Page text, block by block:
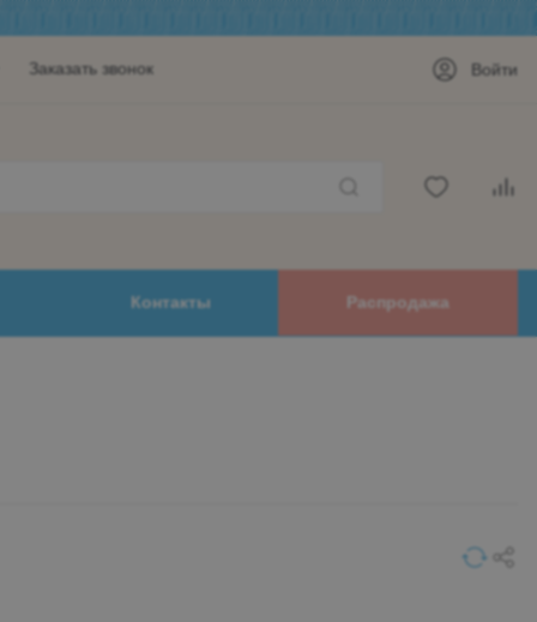
Заказать звонок Войти
Контакты Распродажа